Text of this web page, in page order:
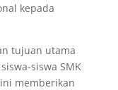
kepada
tujuan utama
siswa SMK
memberikan